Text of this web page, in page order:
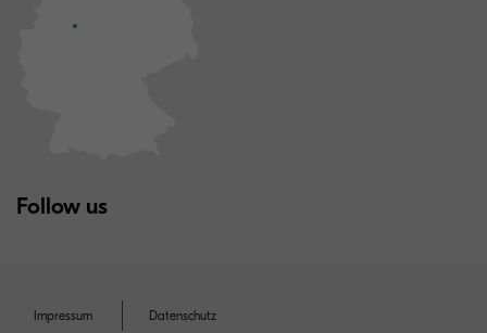
Follow us
Impressum Datenschutz